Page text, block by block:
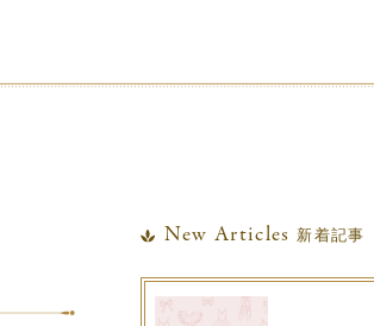
New Articles 新着記事